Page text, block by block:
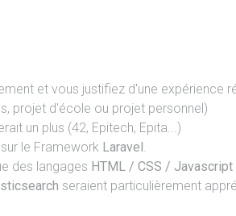
et vous justifiez d'une expérience
projet d'école ou projet personnel)
un plus (42, Epitech, Epita...)
le Framework Laravel.
des langages HTML / CSS / Javascript
seraient particulièrement